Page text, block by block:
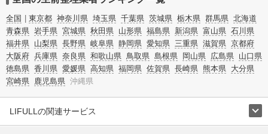
全国 東京都 神奈川県 埼玉県 千葉県 茨城県 栃木県 群馬県 北海道
青森県 岩手県 宮城県 秋田県 山形県 福島県 新潟県 富山県 石川県
福井県 山梨県 長野県 岐阜県 静岡県 愛知県 三重県 滋賀県 京都府
大阪府 兵庫県 奈良県 和歌山県 鳥取県 島根県 岡山県 広島県 山口県
徳島県 香川県 愛媛県 高知県 福岡県 佐賀県 長崎県 熊本県 大分県
宮崎県 鹿児島県 沖縄県
LIFULLの関連サービス